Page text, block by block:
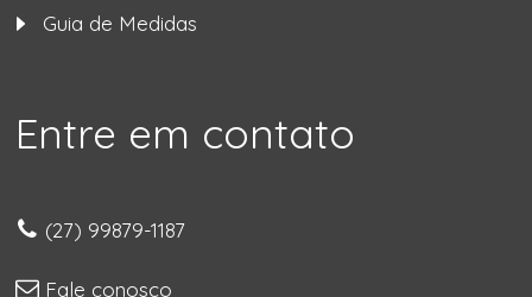
Guia de Medidas
Entre em contato
(27) 99879-1187
Fale conosco